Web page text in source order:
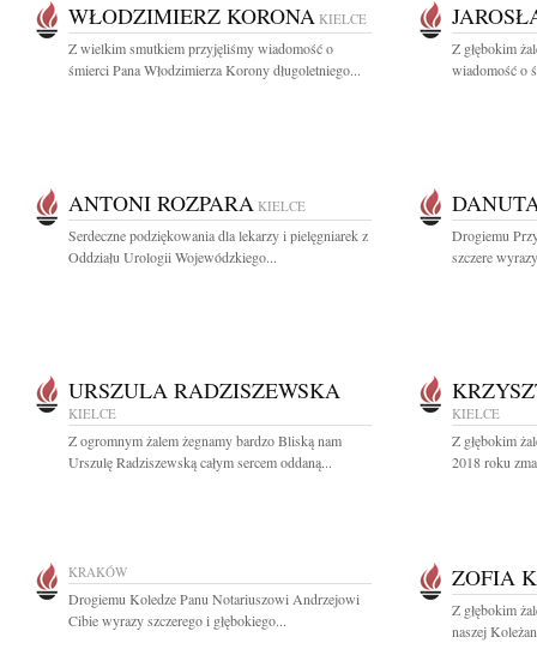
WŁODZIMIERZ KORONA KIELCE
Z wielkim smutkiem przyjęliśmy wiadomość o
śmierci Pana Włodzimierza Korony długoletniego...
Z głębokim
wiadomość o
ANTONI ROZPARA KIELCE
Serdeczne podziękowania dla lekarzy i pielęgniarek z
Oddziału Urologii Wojewódzkiego...
Drogiemu
szczere
URSZULA RADZISZEWSKA
KIELCE
Z ogromnym żalem żegnamy bardzo Bliską nam
Urszulę Radziszewską całym sercem oddaną...
KIELCE
Z głębokim
2018 roku
KRAKÓW
Drogiemu Koledze Panu Notariuszowi Andrzejowi
Cibie wyrazy szczerego i głębokiego...
ZOFIA
Z głębokim
naszej